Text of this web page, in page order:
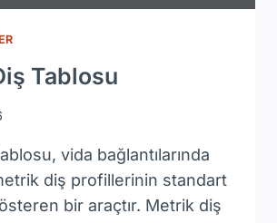
Tablosu
vida bağlantılarında
diş profillerinin standart
bir araçtır. Metrik diş